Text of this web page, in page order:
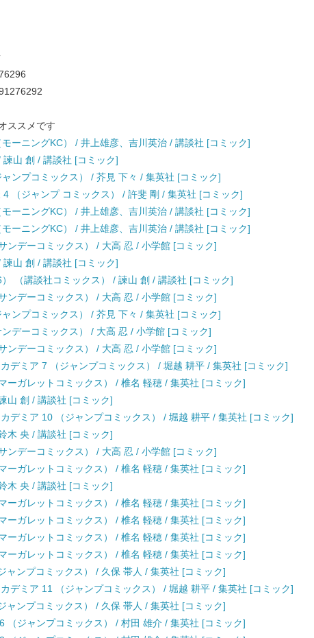
ススメです
ーニングKC） / 井上雄彦、吉川英治 / 講談社 [コミック]
山 創 / 講談社 [コミック]
ンプコミックス） / 芥見 下々 / 集英社 [コミック]
4 （ジャンプ コミックス） / 許斐 剛 / 集英社 [コミック]
ーニングKC） / 井上雄彦、吉川英治 / 講談社 [コミック]
ーニングKC） / 井上雄彦、吉川英治 / 講談社 [コミック]
ンデーコミックス） / 大高 忍 / 小学館 [コミック]
山 創 / 講談社 [コミック]
（講談社コミックス） / 諫山 創 / 講談社 [コミック]
ンデーコミックス） / 大高 忍 / 小学館 [コミック]
ンプコミックス） / 芥見 下々 / 集英社 [コミック]
デーコミックス） / 大高 忍 / 小学館 [コミック]
ンデーコミックス） / 大高 忍 / 小学館 [コミック]
デミア 7 （ジャンプコミックス） / 堀越 耕平 / 集英社 [コミック]
ーガレットコミックス） / 椎名 軽穂 / 集英社 [コミック]
山 創 / 講談社 [コミック]
デミア 10 （ジャンプコミックス） / 堀越 耕平 / 集英社 [コミック]
木 央 / 講談社 [コミック]
ンデーコミックス） / 大高 忍 / 小学館 [コミック]
ーガレットコミックス） / 椎名 軽穂 / 集英社 [コミック]
木 央 / 講談社 [コミック]
ーガレットコミックス） / 椎名 軽穂 / 集英社 [コミック]
ーガレットコミックス） / 椎名 軽穂 / 集英社 [コミック]
ーガレットコミックス） / 椎名 軽穂 / 集英社 [コミック]
ーガレットコミックス） / 椎名 軽穂 / 集英社 [コミック]
ャンプコミックス） / 久保 帯人 / 集英社 [コミック]
デミア 11 （ジャンプコミックス） / 堀越 耕平 / 集英社 [コミック]
ャンプコミックス） / 久保 帯人 / 集英社 [コミック]
（ジャンプコミックス） / 村田 雄介 / 集英社 [コミック]